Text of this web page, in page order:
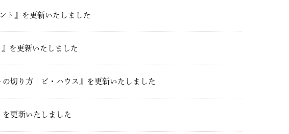
ト』を更新いたしました
を更新いたしました
切り方｜ビ・ハウス』を更新いたしました
更新いたしました